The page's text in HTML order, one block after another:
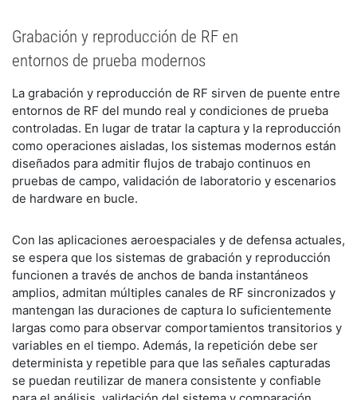
Grabación y reproducción de RF en
entornos de prueba modernos
La grabación y reproducción de RF sirven de puente entre
entornos de RF del mundo real y condiciones de prueba
controladas. En lugar de tratar la captura y la reproducción
como operaciones aisladas, los sistemas modernos están
diseñados para admitir flujos de trabajo continuos en
pruebas de campo, validación de laboratorio y escenarios
de hardware en bucle.
Con las aplicaciones aeroespaciales y de defensa actuales,
se espera que los sistemas de grabación y reproducción
funcionen a través de anchos de banda instantáneos
amplios, admitan múltiples canales de RF sincronizados y
mantengan las duraciones de captura lo suficientemente
largas como para observar comportamientos transitorios y
variables en el tiempo. Además, la repetición debe ser
determinista y repetible para que las señales capturadas
se puedan reutilizar de manera consistente y confiable